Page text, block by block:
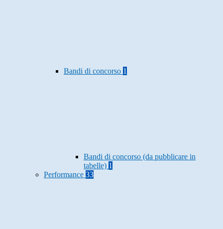
Bandi di concorso 1
Bandi di concorso (da pubblicare in
tabelle) 1
Performance 33